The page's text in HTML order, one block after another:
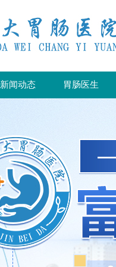
新闻动态 胃肠医生